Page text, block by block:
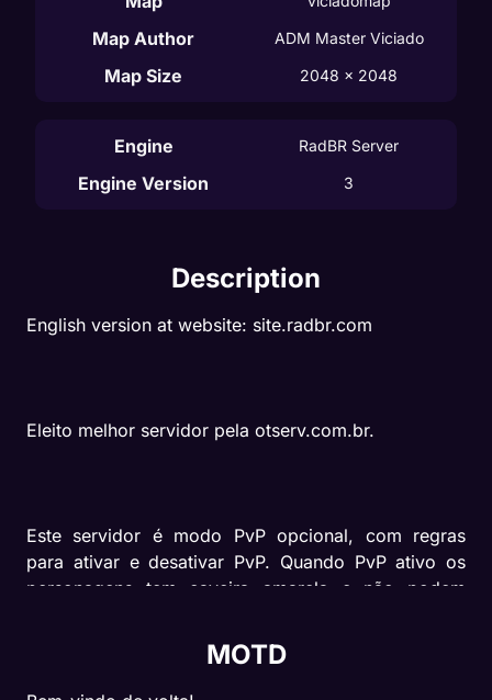
Map Author ADM Master Viciado
Map Size 2048 x 2048
Engine RadBR Server
Engine Version 3
Description
English version at website: site.radbr.com
Eleito melhor servidor pela otserv.com.br.
Este servidor é modo PvP opcional, com regras
para ativar e desativar PvP. Quando PvP ativo os
personagens tem caveira amarela e não podem
MOTD